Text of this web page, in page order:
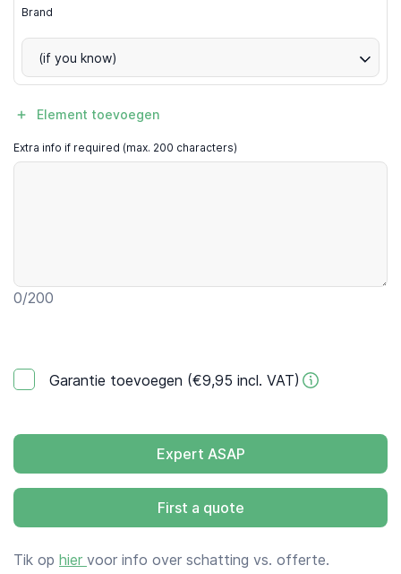
Brand
(if you know)
Element toevoegen
Extra info if required (max. 200 characters)
0/200
Garantie toevoegen (€9,95 incl. VAT)
Expert ASAP
First a quote
Tik op hier voor info over schatting vs. offerte.